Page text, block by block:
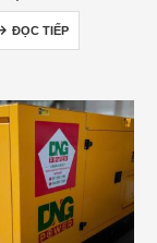
ĐỌC TIẾP